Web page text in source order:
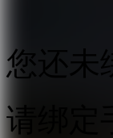
您还未
请绑定